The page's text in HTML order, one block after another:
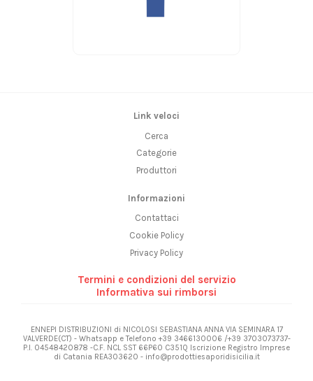
Link veloci
Cerca
Categorie
Produttori
Informazioni
Contattaci
Cookie Policy
Privacy Policy
Termini e condizioni del servizio
Informativa sui rimborsi
ENNEPI DISTRIBUZIONI di NICOLOSI SEBASTIANA ANNA VIA SEMINARA 17
VALVERDE(CT) - Whatsapp e Telefono +39 3466130006 /+39 3703073737-
P.I. 04548420878 -C.F. NCL SST 66P60 C351Q Iscrizione Registro Imprese
di Catania REA303620 - info@prodottiesaporidisicilia.it